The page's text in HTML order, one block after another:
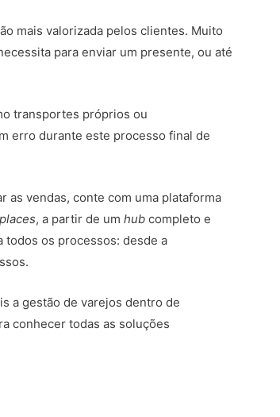
mais valorizada pelos clientes. Muito
para enviar um presente, ou até
transportes próprios ou
erro durante este processo final de
as vendas, conte com uma plataforma
, a partir de umhub completo e
todos os processos: desde a
a gestão de varejos dentro de
conhecer todas as soluções